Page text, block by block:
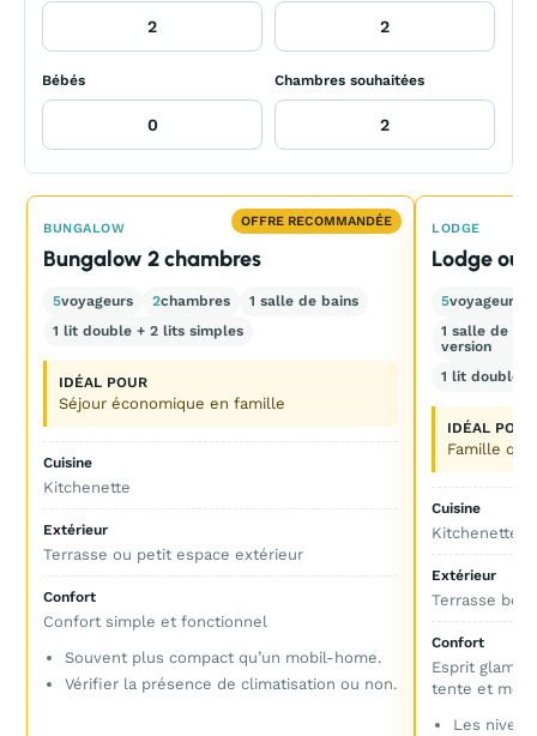
Bébés Chambres souhaitées
OFFRE RECOMMANDÉE
BUNGALOW
Bungalow 2 chambres
5voyageurs 2chambres
1 salle de bains
1 lit double + 2 lits simples
IDÉAL POUR
Séjour économique en famille
Cuisine
Kitchenette
Extérieur
Terrasse ou petit espace extérieur
Confort
Confort simple et fonctionnel
Souvent plus compact qu’un mobil-home.
Vérifier la présence de climatisation ou non.
LODGE
Lodge ou
5voyageurs
1 salle de
version
1 lit double
IDÉAL POUR
Famille qui
Cuisine
Kitchenette
Extérieur
Terrasse bois
Confort
Esprit
tente et
Les